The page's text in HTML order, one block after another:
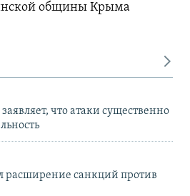
общины Крыма
что атаки существенно
санкций против